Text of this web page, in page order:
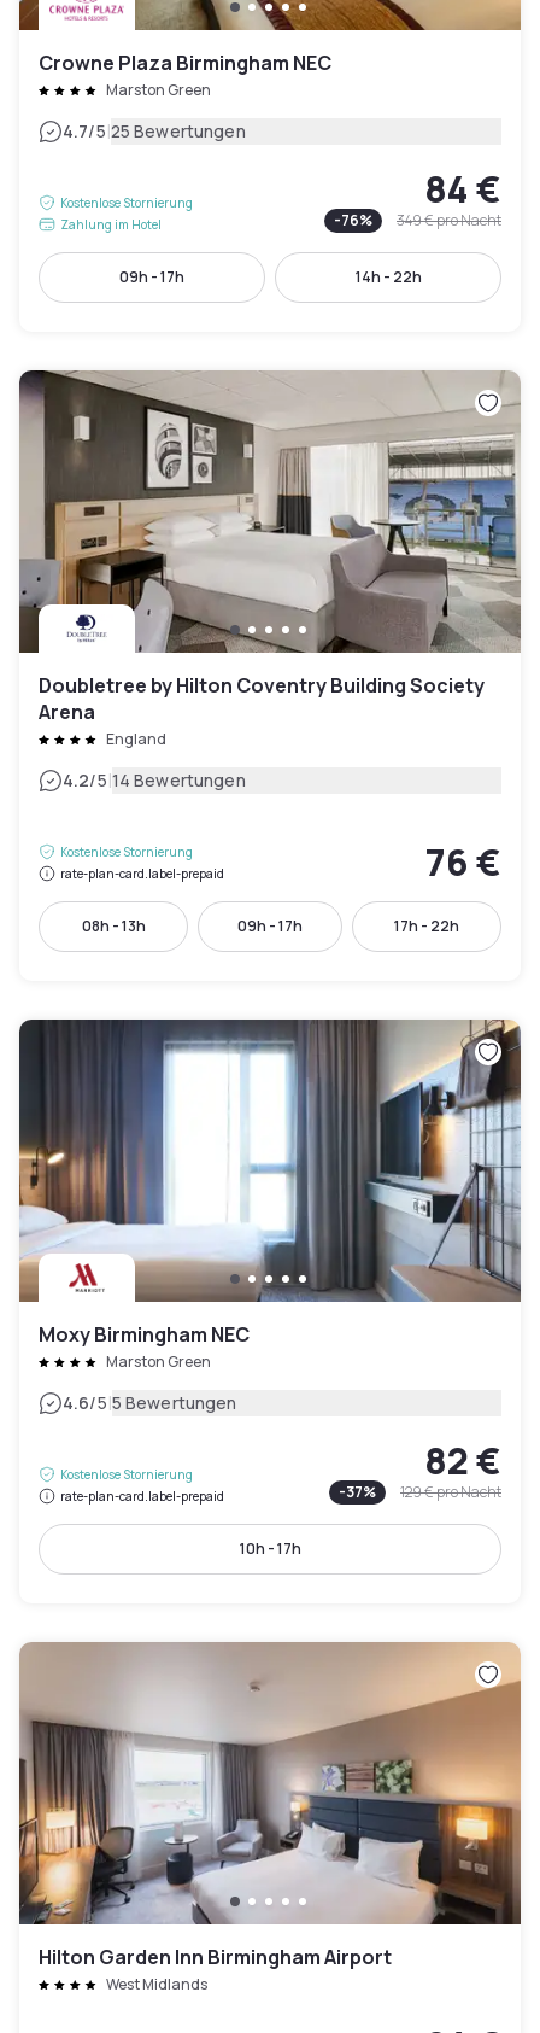
Crowne Plaza Birmingham NEC
Marston Green
4.7/5|25 Bewertungen
Kostenlose Stornierung
Zahlung im Hotel
84 €
-76% 349 €pro Nacht
09h - 17h 14h - 22h
Doubletree by Hilton Coventry Building Society
Arena
England
4.2/5|14 Bewertungen
Kostenlose Stornierung
rate-plan-card.label-prepaid
76 €
08h - 13h 09h - 17h 17h - 22h
Moxy Birmingham NEC
Marston Green
4.6/5|5 Bewertungen
Kostenlose Stornierung
rate-plan-card.label-prepaid
82 €
-37% 129 €pro Nacht
10h - 17h
Hilton Garden Inn Birmingham Airport
West Midlands